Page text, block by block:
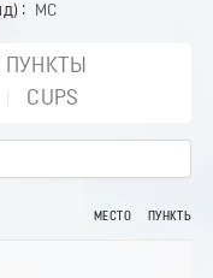
МС
ПУНКТЫ
CUPS
МЕСТО ПУНКТЫ